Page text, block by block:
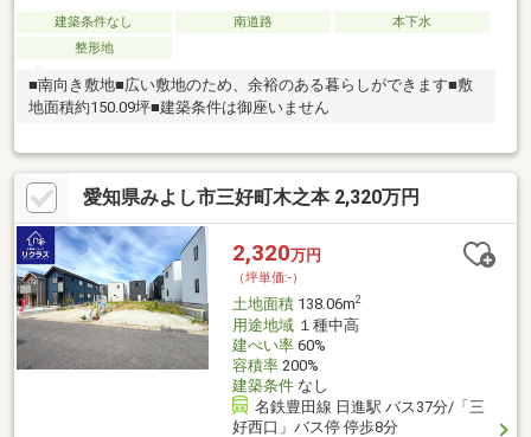
建築条件なし 南道路
本下水
整形地
■南向き敷地■広い敷地のため、余裕のある暮らしができます■敷
地面積約150.09坪■建築条件は御座いません
愛知県みよし市三好町木之本 2,320万円
2,320万円
（坪単価:-）
土地面積138.06m2
用途地域１種中高
建ぺい率60%
容積率200%
建築条件なし
名鉄豊田線 日進駅 バス37分/「三
好西口」バス停 停歩8分